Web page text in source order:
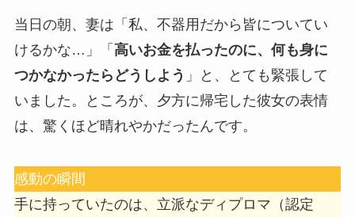
当日の朝、妻は「私、不器用だから皆についてい
けるかな…」「 高いお金を払ったのに、何も身に
つかなかったらどうしよう 」と、とても緊張して
いました。ところが、夕方に帰宅した彼女の表情
は、驚くほど晴れやかだったんです。
感動の瞬間
手に持っていたのは、立派なディプロマ（認定